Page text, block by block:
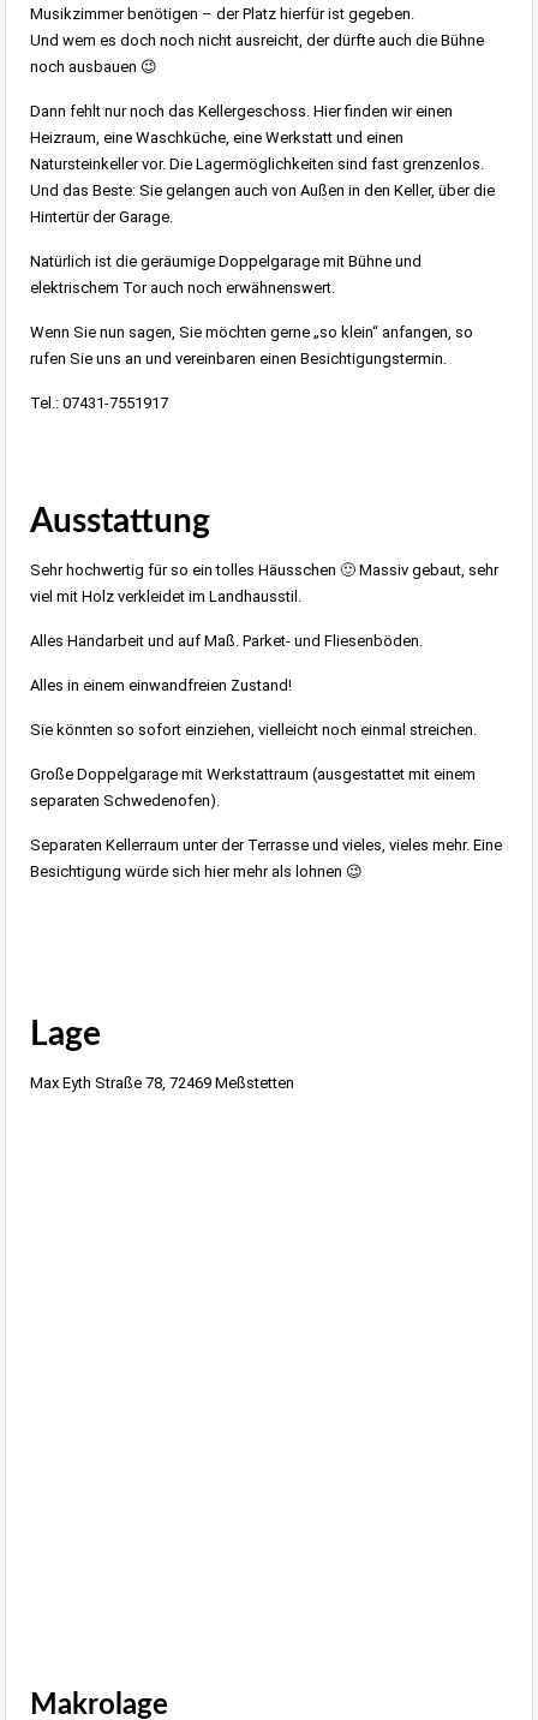
Musikzimmer benötigen – der Platz hierfür ist gegeben.
Und wem es doch noch nicht ausreicht, der dürfte auch die Bühne
noch ausbauen 😉
Dann fehlt nur noch das Kellergeschoss. Hier finden wir einen
Heizraum, eine Waschküche, eine Werkstatt und einen
Natursteinkeller vor. Die Lagermöglichkeiten sind fast grenzenlos.
Und das Beste: Sie gelangen auch von Außen in den Keller, über die
Hintertür der Garage.
Natürlich ist die geräumige Doppelgarage mit Bühne und
elektrischem Tor auch noch erwähnenswert.
Wenn Sie nun sagen, Sie möchten gerne „so klein“ anfangen, so
rufen Sie uns an und vereinbaren einen Besichtigungstermin.
Tel.: 07431-7551917
Ausstattung
Sehr hochwertig für so ein tolles Häusschen 🙂 Massiv gebaut, sehr
viel mit Holz verkleidet im Landhausstil.
Alles Handarbeit und auf Maß. Parket- und Fliesenböden.
Alles in einem einwandfreien Zustand!
Sie könnten so sofort einziehen, vielleicht noch einmal streichen.
Große Doppelgarage mit Werkstattraum (ausgestattet mit einem
separaten Schwedenofen).
Separaten Kellerraum unter der Terrasse und vieles, vieles mehr. Eine
Besichtigung würde sich hier mehr als lohnen 😉
Lage
Max Eyth Straße 78, 72469 Meßstetten
Makrolage